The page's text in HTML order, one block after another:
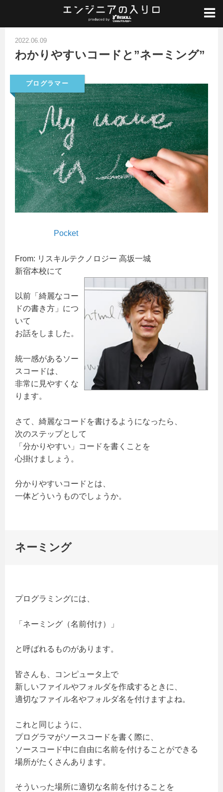
プログラマー / わかりやすいコードと"ネーミング"
2022.06.09
わかりやすいコードと”ネーミング”
プログラマー
Pocket
From: リスキルテクノロジー 高坂一城
新宿本校にて
以前「綺麗なコー
ドの書き方」につ
いて
お話をしました。
統一感があるソー
スコードは、
非常に見やすくな
ります。
さて、綺麗なコードを書けるようになったら、
次のステップとして
「分かりやすい」コードを書くことを
心掛けましょう。
分かりやすいコードとは、
一体どういうものでしょうか。
ネーミング
プログラミングには、
「ネーミング（名前付け）」
と呼ばれるものがあります。
皆さんも、コンピュータ上で
新しいファイルやフォルダを作成するときに、
適切なファイル名やフォルダ名を付けますよね。
これと同じように、
プログラマがソースコードを書く際に、
ソースコード中に自由に名前を付けることができる
場所がたくさんあります。
そういった場所に適切な名前を付けることを